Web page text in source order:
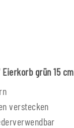
grün 15 cm
verstecken